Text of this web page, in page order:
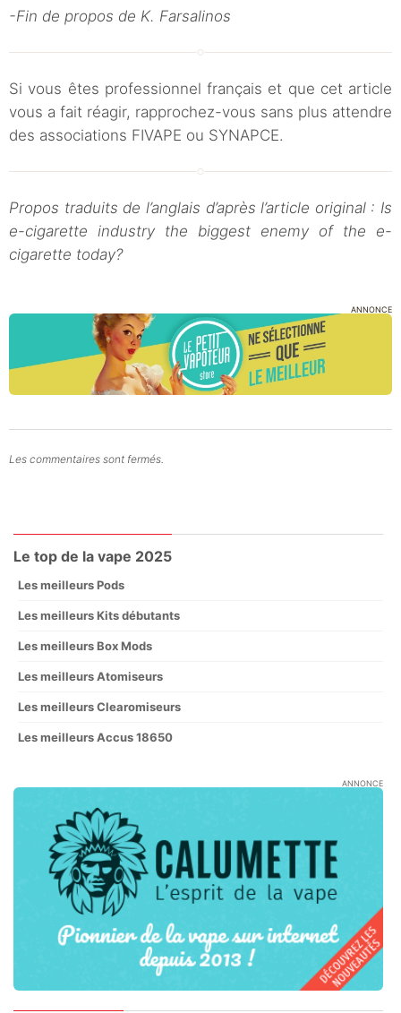
-Fin de propos de K. Farsalinos
Si vous êtes professionnel français et que cet article
vous a fait réagir, rapprochez-vous sans plus attendre
des associations FIVAPE ou SYNAPCE.
Propos traduits de l’anglais d’après l’article original : Is
e-cigarette industry the biggest enemy of the e-
cigarette today?
ANNONCE
Les commentaires sont fermés.
Le top de la vape 2025
Les meilleurs Pods
Les meilleurs Kits débutants
Les meilleurs Box Mods
Les meilleurs Atomiseurs
Les meilleurs Clearomiseurs
Les meilleurs Accus 18650
ANNONCE